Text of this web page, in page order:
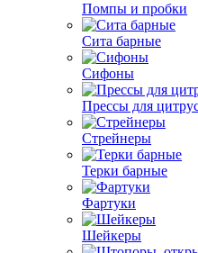
Помпы и пробки
Сита барные
Сифоны
Прессы для
Стрейнеры
Терки барные
Фартуки
Шейкеры